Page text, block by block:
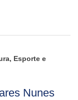
Esporte e
Nunes